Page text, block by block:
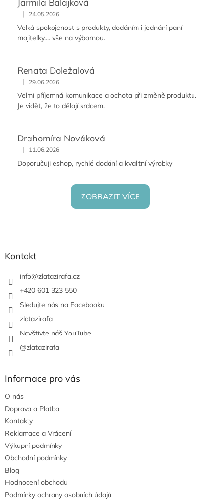
Jarmila Balajková
| 24.05.2026
Velká spokojenost s produkty, dodáním i jednání paní
majitelky.... vše na výbornou.
Renata Doležalová
| 29.06.2026
Velmi příjemná komunikace a ochota při změně produktu.
Je vidět, že to dělají srdcem.
Drahomíra Nováková
| 11.06.2026
Doporučuji eshop, rychlé dodání a kvalitní výrobky
ZOBRAZIT VÍCE
Z
Kontakt
info@zlatazirafa.cz
+420 601 323 550
Sledujte nás na Facebooku
zlatazirafa
Navštivte náš YouTube
@zlatazirafa
Informace pro vás
O nás
Doprava a Platba
Kontakty
Reklamace a Vrácení
Výkupní podmínky
Obchodní podmínky
Blog
Hodnocení obchodu
Podmínky ochrany osobních údajů